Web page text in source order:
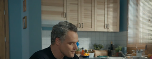
Barwy